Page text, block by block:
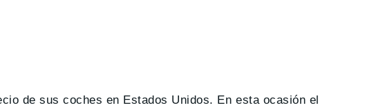
de sus coches en Estados Unidos. En esta ocasión el